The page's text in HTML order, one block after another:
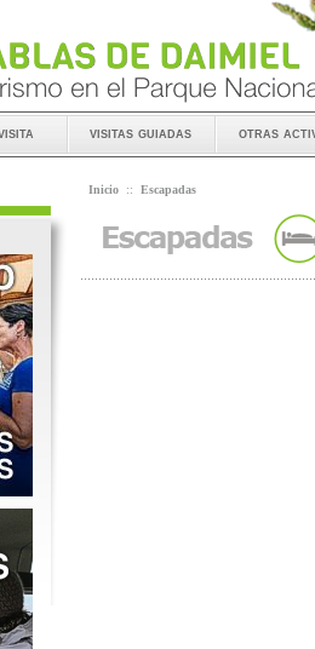
visitas guiadas otras
Inicio :: Escapadas